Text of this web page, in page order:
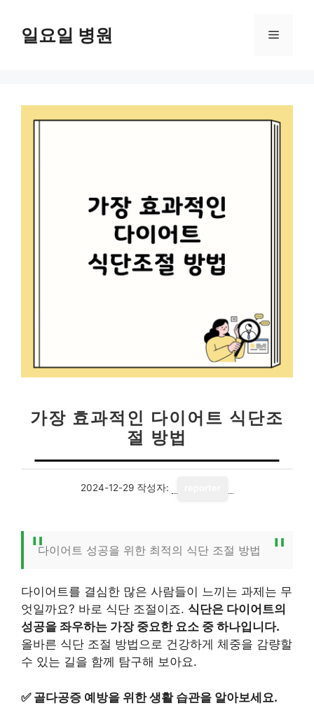
일요일 병원 메
가장 효과적인 다이어트 식단조
절 방법
2024-12-29 작성자:
다이어트 성공을 위한 최적의 식단 조절 방법
다이어트를 결심한 많은 사람들이 느끼는 과제는 무
엇일까요? 바로 식단 조절이죠. 식단은 다이어트의
성공을 좌우하는 가장 중요한 요소 중 하나입니다.
올바른 식단 조절 방법으로 건강하게 체중을 감량할
수 있는 길을 함께 탐구해 보아요.
✅ 골다공증 예방을 위한 생활 습관을 알아보세요.